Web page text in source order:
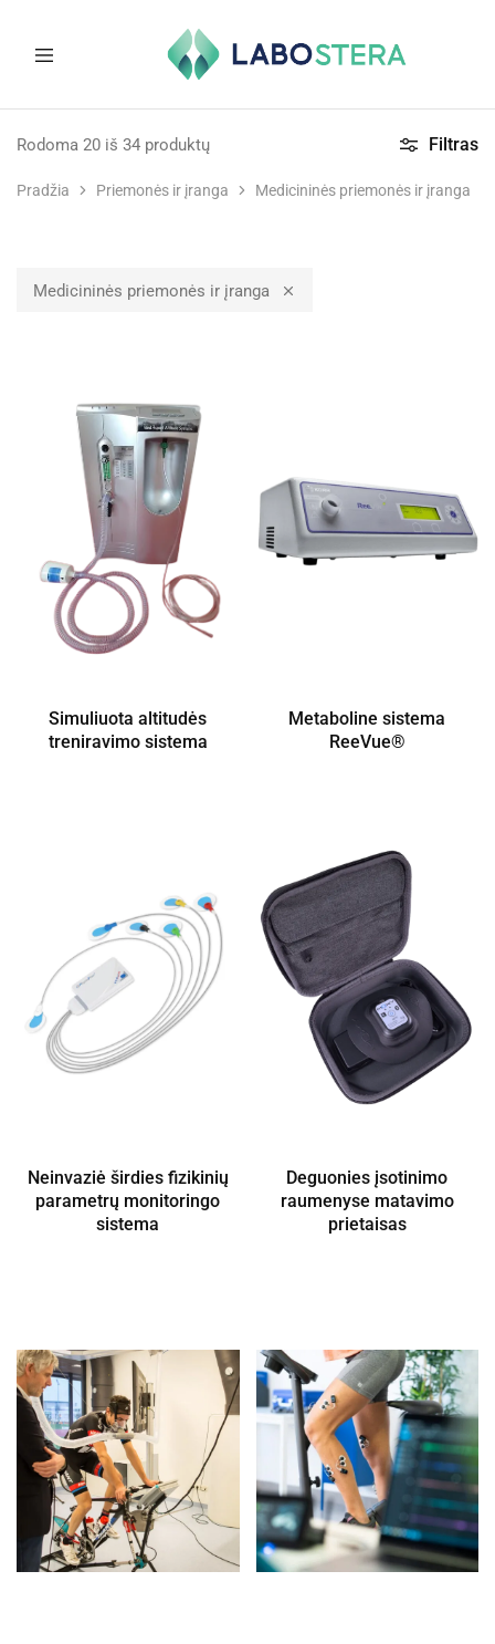
ir
medicininė
Pradžia Priemonės ir įranga Medicininės priemonės ir įranga
Filtras
Rodoma 20 iš 34 produktų
Medicininės priemonės ir įranga
Simuliuota altitudės
treniravimo sistema
Metaboline sistema
ReeVue®
Neinvaziė širdies fizikinių
parametrų monitoringo
sistema
Deguonies įsotinimo
raumenyse matavimo
prietaisas